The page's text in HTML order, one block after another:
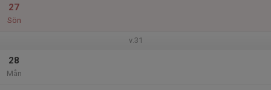
27
Sön
v.31
28
Mån